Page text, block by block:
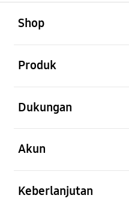
Shop
Produk
Dukungan
Akun
Keberlanjutan